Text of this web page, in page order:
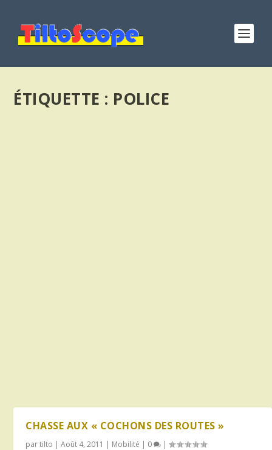
ÉTIQUETTE : POLICE
CHASSE AUX « COCHONS DES ROUTES »
partilto |Août 4, 2011 | Mobilité | 0 |